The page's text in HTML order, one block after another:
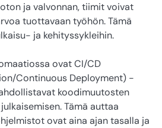
ja valvonnan, tiimit voivat
tuottavaan työhön. Tämä
ja kehityssykleihin.
ovat CI/CD
Continuous Deployment) -
koodimuutosten
Tämä auttaa
ovat aina ajan tasalla ja